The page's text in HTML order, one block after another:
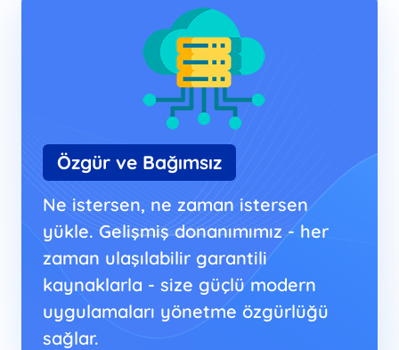
Özgür ve Bağımsız
Ne istersen, ne zaman istersen
yükle. Gelişmiş donanımımız - her
zaman ulaşılabilir garantili
kaynaklarla - size güçlü modern
uygulamaları yönetme özgürlüğü
sağlar.